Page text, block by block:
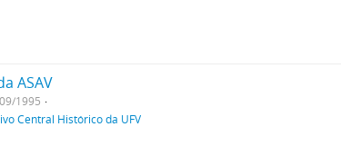
ASAV
1995
Central Histórico da UFV